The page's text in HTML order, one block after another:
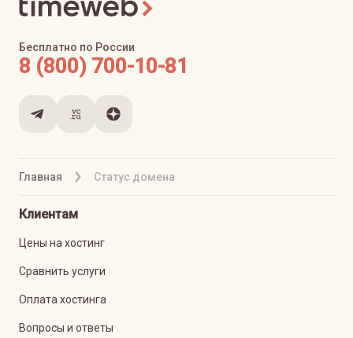
Главная Статус домена
Бесплатно по России
8 (800) 700-10-81
Клиентам
Цены на хостинг
Сравнить услуги
Оплата хостинга
Вопросы и ответы